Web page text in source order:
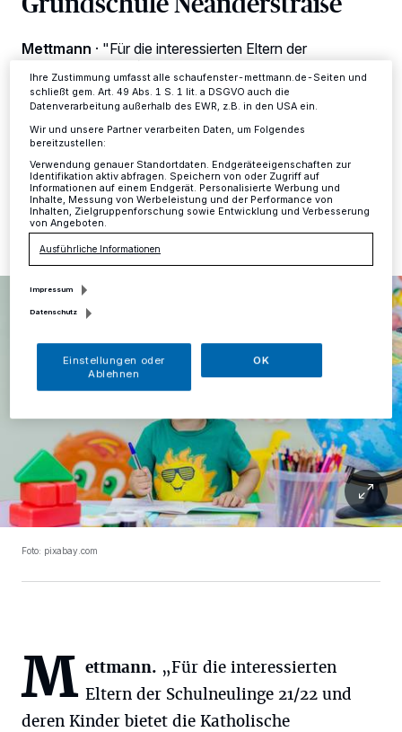
Mettmann · "Für die interessierten Eltern der
Schulneulinge 21/22 und deren Kinder bietet die
Katholische Grundschule Neanderstraße auch dieses
Jahr einen Tag der offenen Tür an. Dieser findet am 12.
06.09.2020 , 20:58 Uhr Eine Minute Lesezeit
Foto: pixabay.com
M ettmann. „Für die interessierten
Eltern der Schulneulinge 21/22 und
deren Kinder bietet die Katholische
ändern oder Ihre Einwilligung zu widerrufen, indem Sie auf den Link
Informationen finden Sie in unserer Datenschutzerklärung.
Ihre Zustimmung umfasst alle schaufenster-mettmann.de-Seiten und
schließt gem. Art. 49 Abs. 1 S. 1 lit. a DSGVO auch die
Datenverarbeitung außerhalb des EWR, z.B. in den USA ein.
Wir und unsere Partner verarbeiten Daten, um Folgendes
bereitzustellen:
Verwendung genauer Standortdaten. Endgeräteeigenschaften zur
Identifikation aktiv abfragen. Speichern von oder Zugriff auf
Informationen auf einem Endgerät. Personalisierte Werbung und
Inhalte, Messung von Werbeleistung und der Performance von
Inhalten, Zielgruppenforschung sowie Entwicklung und Verbesserung
von Angeboten.
Ausführliche Informationen
Impressum
Datenschutz
Einstellungen oder
Ablehnen
OK